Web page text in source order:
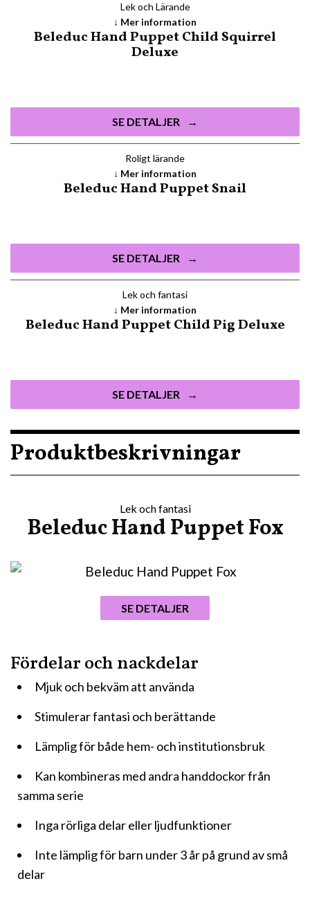
Lek och Lärande
Beleduc Hand Puppet Child Squirrel
Deluxe
SE DETALJER
Mer information
Roligt lärande
Beleduc Hand Puppet Snail
SE DETALJER
Mer information
Lek och fantasi
Beleduc Hand Puppet Child Pig Deluxe
SE DETALJER
Mer information
Produktbeskrivningar
Lek och fantasi
Beleduc Hand Puppet Fox
Fördelar och nackdelar
Mjuk och bekväm att använda
Stimulerar fantasi och berättande
Lämplig för både hem- och institutionsbruk
Kan kombineras med andra handdockor från
samma serie
Inga rörliga delar eller ljudfunktioner
Inte lämplig för barn under 3 år på grund av små
delar
SE DETALJER